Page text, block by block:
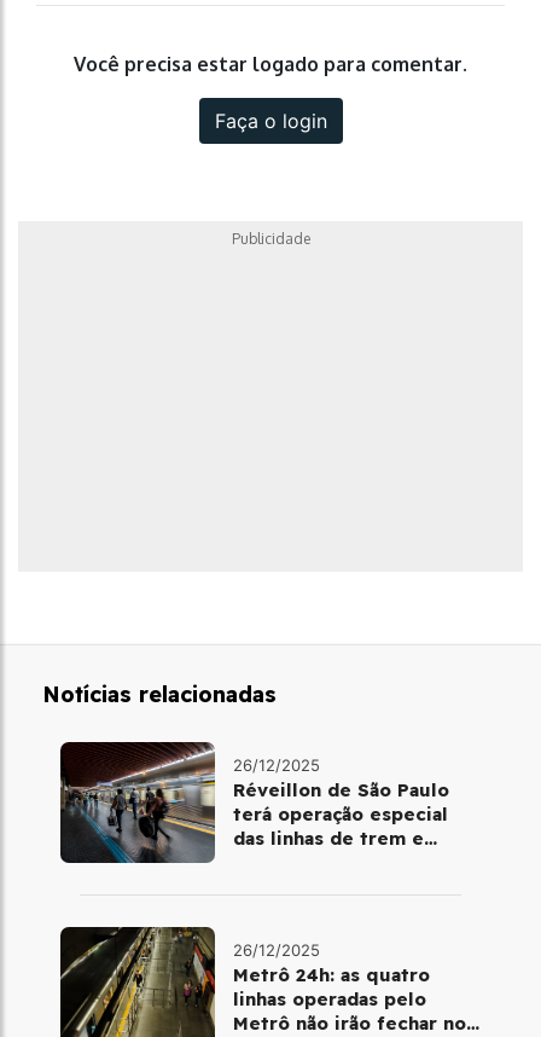
Você precisa estar logado para comentar.
Faça o login
Publicidade
Notícias relacionadas
26/12/2025
Réveillon de São Paulo
terá operação especial
das linhas de trem e
26/12/2025
Metrô 24h: as quatro
linhas operadas pelo
Metrô não irão fechar no